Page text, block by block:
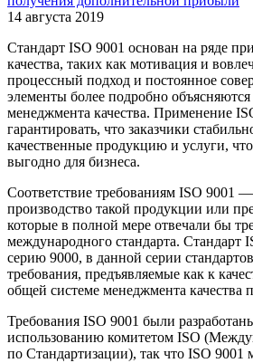
14 августа 2019
Стандарт ISO 9001 основан на ряде
качества, таких как мотивация и
процессный подход и постоянное
элементы более подробно
менеджмента качества. Применение
гарантировать, что заказчики
качественные продукцию и услуги,
выгодно для бизнеса.
Соответствие требованиям ISO 9001 —
производство такой продукции или
которые в полной мере отвечали бы
международного стандарта. Стандарт
серию 9000, в данной серии
требования, предъявляемые как к
общей системе менеджмента качества
Требования ISO 9001 были
использованию комитетом ISO
по Стандартизации), так что ISO 9001